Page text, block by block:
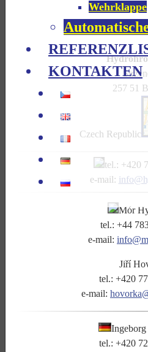
Wehrklappe
KONTAKTEN
257 51
Czech Republic
tel.: +420
e-mail:
Mór
tel.: +44
e-mail:
Jiří
tel.: +420
e-mail:
Ingeborg
tel.: +420